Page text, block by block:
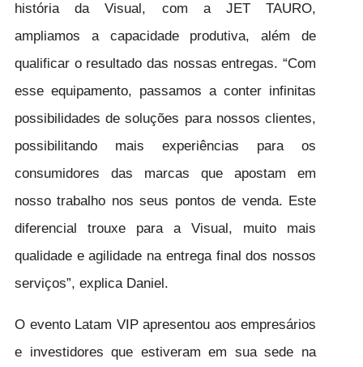
história da Visual, com a JET TAURO,
ampliamos a capacidade produtiva, além de
qualificar o resultado das nossas entregas. “Com
esse equipamento, passamos a conter infinitas
possibilidades de soluções para nossos clientes,
possibilitando mais experiências para os
consumidores das marcas que apostam em
nosso trabalho nos seus pontos de venda. Este
diferencial trouxe para a Visual, muito mais
qualidade e agilidade na entrega final dos nossos
serviços”, explica Daniel.
O evento Latam VIP apresentou aos empresários
e investidores que estiveram em sua sede na